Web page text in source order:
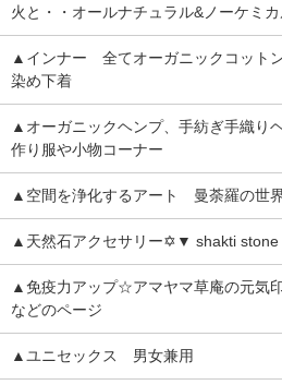
火と・・オールナチュラル&ノーケミ
▲インナー 全てオーガニックコット
染め下着
▲オーガニックヘンプ、手紡ぎ手織り
作り服や小物コーナー
▲空間を浄化するアート 曼荼羅の世
▲天然石アクセサリー✡▼ shakti stone
▲免疫力アップ☆アマヤマ草庵の元気
などのページ
▲ユニセックス 男女兼用